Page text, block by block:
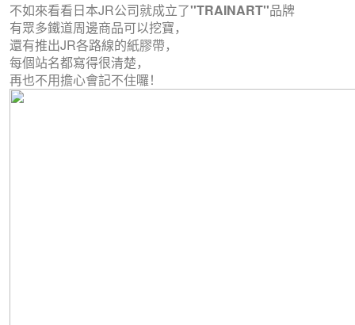
不如來看看日本JR公司就成立了''TRAINART''品牌
有眾多鐵道周邊商品可以挖寶，
還有推出JR各路線的紙膠帶，
每個站名都寫得很清楚，
再也不用擔心會記不住囉！